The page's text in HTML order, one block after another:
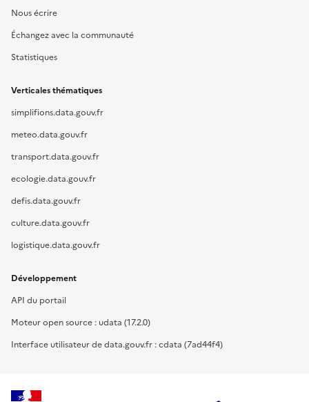
Nous écrire
Échangez avec la communauté
Statistiques
Verticales thématiques
simplifions.data.gouv.fr
meteo.data.gouv.fr
transport.data.gouv.fr
ecologie.data.gouv.fr
defis.data.gouv.fr
culture.data.gouv.fr
logistique.data.gouv.fr
Développement
API du portail
Moteur open source : udata (17.2.0)
Interface utilisateur de data.gouv.fr : cdata (7ad44f4)